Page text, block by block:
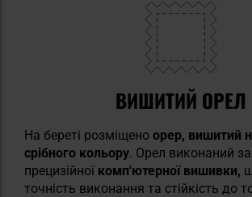
ВИШИТИЙ ОРЕЛ
На береті розміщено орер, вишитий
срібного кольору. Орел виконаний
прецизійноїкомп'ютерної вишивки,
точність виконання та стійкість до